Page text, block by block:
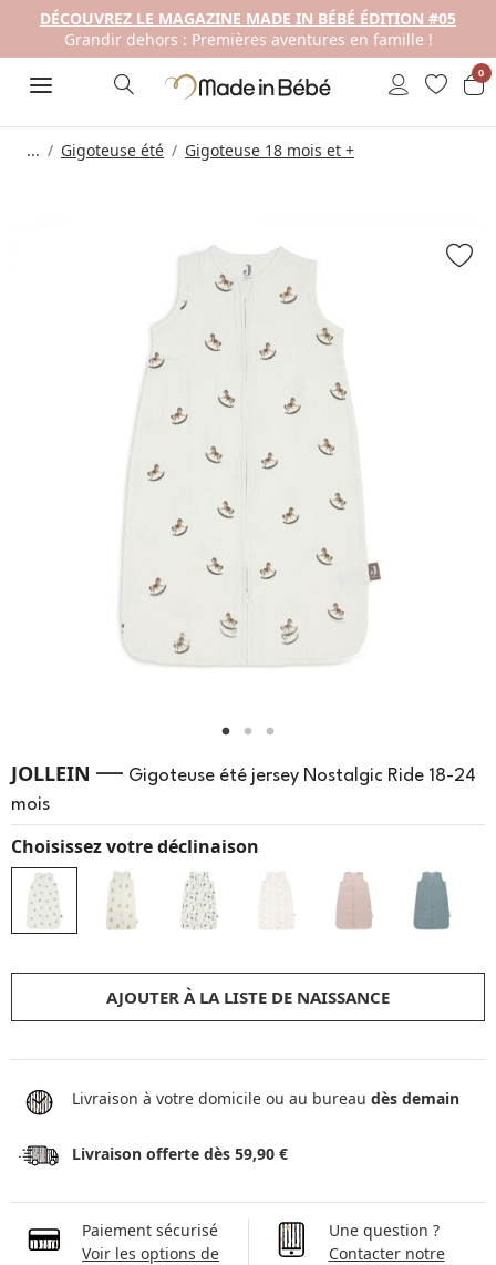
DÉCOUVREZ LE MAGAZINE MADE IN BÉBÉ ÉDITION #05
Grandir dehors : Premières aventures en famille !
0
... Gigoteuse été Gigoteuse 18 mois et +
JOLLEIN — Gigoteuse été jersey Nostalgic Ride 18-24
mois
Choisissez votre déclinaison
AJOUTER À LA LISTE DE NAISSANCE
Livraison à votre domicile ou au bureau dès demain
Livraison offerte dès 59,90 €
Paiement sécurisé
Voir les options de
Une question ?
Contacter notre